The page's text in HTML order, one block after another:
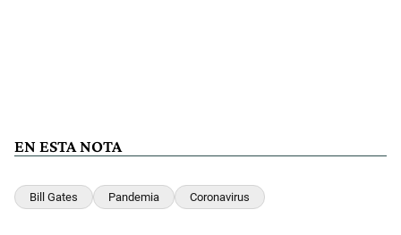
EN ESTA NOTA
Bill Gates Pandemia Coronavirus